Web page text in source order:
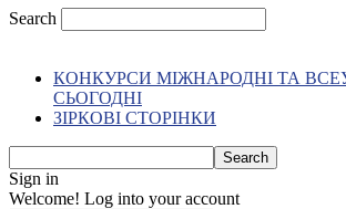
Search
КОНКУРСИ МІЖНАРОДНІ ТА
СЬОГОДНІ
ЗІРКОВІ СТОРІНКИ
Sign in
Welcome! Log into your account